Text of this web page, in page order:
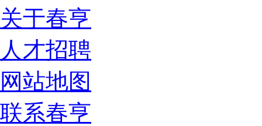
关于春亨
人才招聘
网站地图
联系春亨